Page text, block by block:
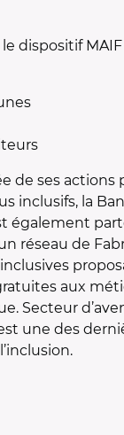
le dispositif
de ses actions
inclusifs, la
également
réseau de
aux
Secteur
une des